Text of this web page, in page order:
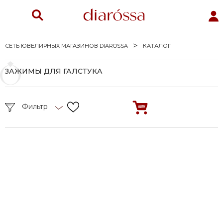
СЕТЬ ЮВЕЛИРНЫХ МАГАЗИНОВ DIAROSSA КАТАЛОГ
ЗАЖИМЫ ДЛЯ ГАЛСТУКА
Фильтр